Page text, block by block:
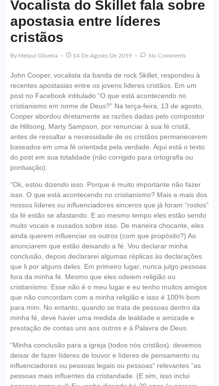
Vocalista do Skillet fala sobre
apostasia entre líderes
cristãos
By Melqui Oliveira 14 De Agosto De 2019 No Comments
John Cooper, vocalista da banda de rock Skillet, respondeu à
recentes apostasias entre os jovens líderes cristãos. Em um
post no Facebook intitulado “O que está acontecendo no
cristianismo em nome de Deus?” Na terça-feira, 13 de agosto,
Cooper abordou diretamente as razões dadas pelo compositor
de Hillsong, Marty Sampson, por renunciar à sua fé cristã,
antes de ressaltar a necessidade de os cristãos permanecerem
baseados em uma fé orientada pela verdade. Aqui está o texto
do post em sua totalidade (não corrigido para ortografia ou
pontuação):
“Ok, estou dizendo isso. Porque é muito importante não fazer
isso. O que está acontecendo no cristianismo? Mais e mais dos
nossos líderes ou influenciadores sinceros que já foram “rostos”
da fé estão se afastando. E ao mesmo tempo eles estão sendo
muito vocais e ousados ​​sobre isso. De maneira chocante, eles
ainda querem influenciar os outros (com que propósito?) Ao
anunciarem que estão deixando a fé. Vou declarar minha
conclusão, depois declararei algumas réplicas às declarações
que li por alguns deles. Em primeiro lugar, nunca julgo pessoas
fora da minha fé. Mesmo que eles odeiem religião ou
cristianismo. Esse não é o meu lugar e eu tenho muitos amigos
que não concordam com a minha religião e isso é 100% bom
para mim. No entanto, quando se trata de pessoas dentro da
minha fé, deve haver uma medida de lealdade e amizade e
prestação de contas uns aos outros e à Palavra de Deus.
“Minha conclusão para a igreja (todos nós cristãos): devemos
deixar de fazer líderes de louvor e líderes de pensamento ou
influenciadores ou pessoas legais ou pessoas“ relevantes ”as
pessoas mais influentes da cristandade. (E sim, isso inclui